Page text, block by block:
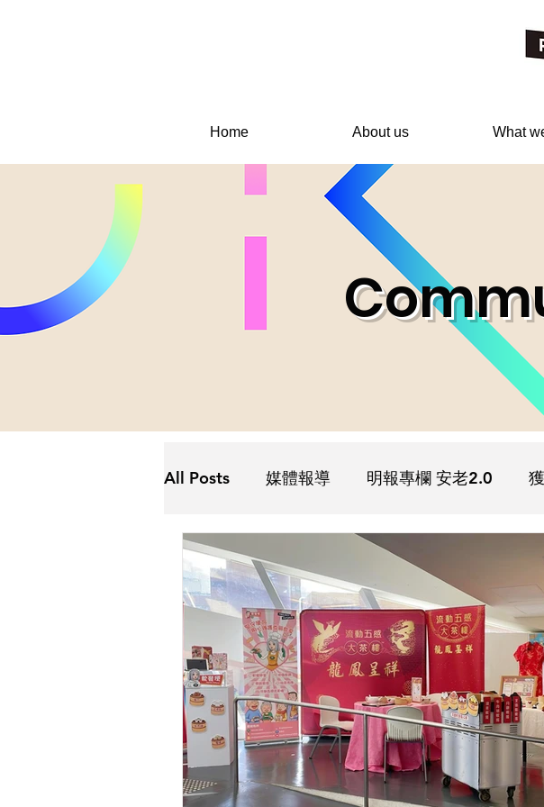
Home About us What
All Posts 媒體報導 明報專欄 安老2.0
Futurus解密 Futurus抗疫